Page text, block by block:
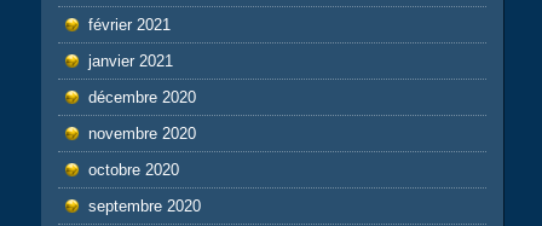
février 2021
janvier 2021
décembre 2020
novembre 2020
octobre 2020
septembre 2020